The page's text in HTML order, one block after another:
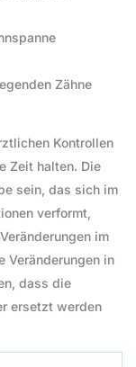
Zähne
Kontrollen
Zeit halten. Die
sein, das sich im
verformt,
im
Veränderungen in
dass die
ersetzt werden